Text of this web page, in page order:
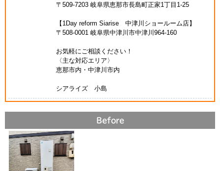
〒509-7203 岐阜県恵那市長島町正家1丁目1-25
【1Day reform Siarise 中津川ショールーム店】
〒508-0001 岐阜県中津川市中津川964-160
お気軽にご相談ください！
〈主な対応エリア〉
恵那市内・中津川市内
シアライズ 小島
Before